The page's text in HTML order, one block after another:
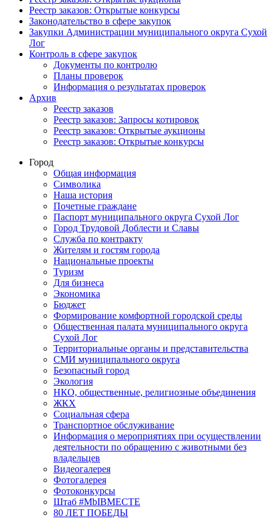
Реестр заказов: Открытые конкурсы
Законодательство в сфере закупок
Закупки Администрации муниципального округа Сухой
Лог
Контроль в сфере закупок
Документы по контролю
Планы проверок
Информация о результатах проверок
Архив
Реестр заказов
Реестр заказов: Запросы котировок
Реестр заказов: Открытые аукционы
Реестр заказов: Открытые конкурсы
Город
Общая информация
Символика
Наша история
Почетные граждане
Паспорт муниципального округа Сухой Лог
Город Трудовой Доблести и Славы
Служба по контракту
Жителям и гостям города
Национальные проекты
Туризм
Для бизнеса
Экономика
Бюджет
Формирование комфортной городской среды
Общественная палата муниципального округа
Сухой Лог
Территориальные органы и представительства
СМИ муниципального округа
Безопасный город
Экология
НКО, общественные, религиозные объединения
ЖКХ
Социальная сфера
Транспортное обслуживание
Информация о мероприятиях при осуществлении
деятельности по обращению с животными без
владельцев
Видеогалерея
Фотогалерея
Фотоконкурсы
Штаб #MbIBMECTE
80 ЛЕТ ПОБЕДЫ